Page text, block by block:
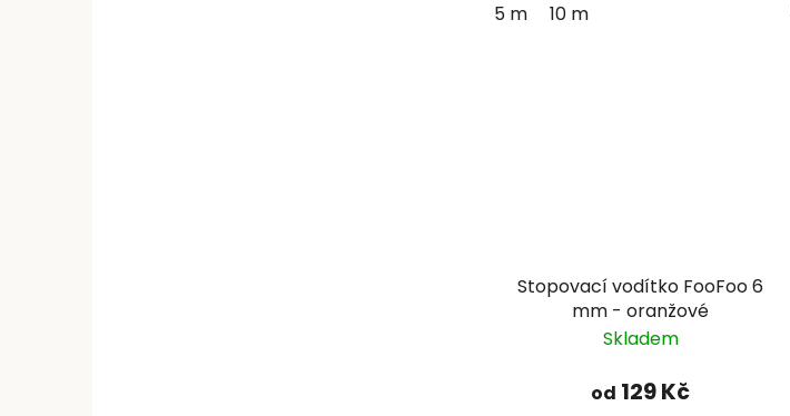
5 m 10 m
Stopovací vodítko FooFoo 6
mm - oranžové
Skladem
od 129 Kč